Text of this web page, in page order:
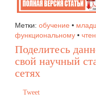
Метки: обучение •
функциональному •
Поделитесь
свой научный
сетях
Tweet